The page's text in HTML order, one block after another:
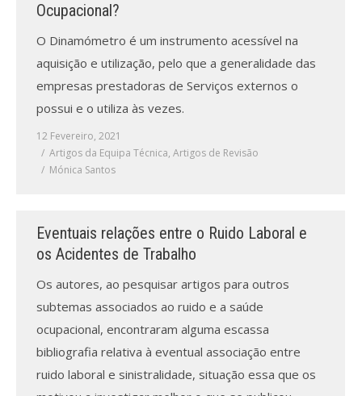
Ocupacional?
O Dinamómetro é um instrumento acessível na
aquisição e utilização, pelo que a generalidade das
empresas prestadoras de Serviços externos o
possui e o utiliza às vezes.
12 Fevereiro, 2021
Artigos da Equipa Técnica, Artigos de Revisão
Mónica Santos
Eventuais relações entre o Ruido Laboral e
os Acidentes de Trabalho
Os autores, ao pesquisar artigos para outros
subtemas associados ao ruido e a saúde
ocupacional, encontraram alguma escassa
bibliografia relativa à eventual associação entre
ruido laboral e sinistralidade, situação essa que os